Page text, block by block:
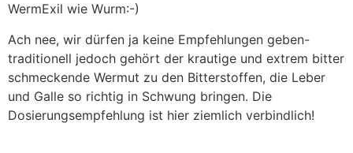
WermExil wie Wurm:-)
Ach nee, wir dürfen ja keine Empfehlungen geben-
traditionell jedoch gehört der krautige und extrem bitter
schmeckende Wermut zu den Bitterstoffen, die Leber
und Galle so richtig in Schwung bringen. Die
Dosierungsempfehlung ist hier ziemlich verbindlich!